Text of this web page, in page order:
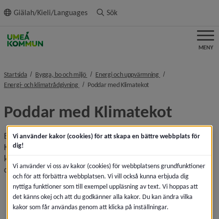
innehållet
Giälah/Kieli/Languages Sök
MENY
Startsida Bygga, bo och miljö nivå i brödsmulenavigeringen
Energi och uppvärmning nivå i
Energi- och klimatrådgivning nivå i brödsmulenavigeringen
Poddar med Klimatekot
Poddar med Klimatekot
Energi-och klimatrådgivningen samarbetar med podden
Klimatekot för att ge kunskap och svar på frågor om
klimatomställning, elbilar, matsvinn, solceller,
delningsekonomi och mycket annat.
Åtta av tio Umeåbor har klimatångest. Vi vill i stället
bjuda på klimatpepp"
Vi använder kakor (cookies) för att skapa en bättre webbplats för
dig!
Vi använder vi oss av kakor (cookies) för webbplatsens grundfunktioner
och för att förbättra webbplatsen. Vi vill också kunna erbjuda dig
nyttiga funktioner som till exempel uppläsning av text. Vi hoppas att
det känns okej och att du godkänner alla kakor. Du kan ändra vilka
kakor som får användas genom att klicka på inställningar.